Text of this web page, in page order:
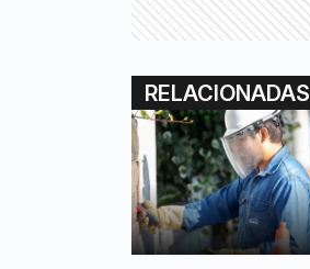
RELACIONADAS